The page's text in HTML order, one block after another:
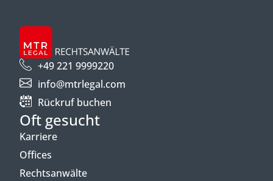
+49 221 9999220
info@mtrlegal.com
Rückruf buchen
Oft gesucht
Karriere
Offices
Rechtsanwälte